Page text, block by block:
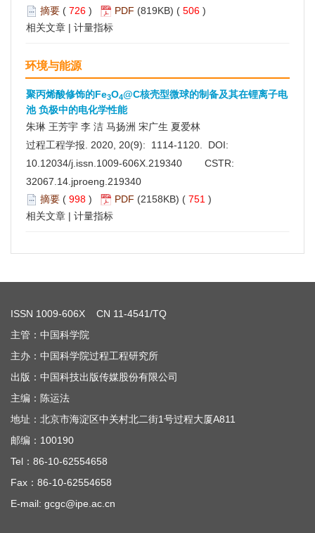
摘要 ( 726 ) PDF (819KB) ( 506 )
相关文章 | 计量指标
环境与能源
聚丙烯酸修饰的Fe3O4@C核壳型微球的制备及其在锂离子电
池 负极中的电化学性能
朱琳 王芳宇 李 洁 马扬洲 宋广生 夏爱林
过程工程学报. 2020, 20(9): 1114-1120. DOI:
10.12034/j.issn.1009-606X.219340
CSTR:
32067.14.jproeng.219340
摘要 ( 998 ) PDF (2158KB) ( 751 )
相关文章 | 计量指标
ISSN 1009-606X CN 11-4541/TQ
主管：中国科学院
主办：中国科学院过程工程研究所
出版：中国科技出版传媒股份有限公司
主编：陈运法
地址：北京市海淀区中关村北二街1号过程大厦A811
邮编：100190
Tel：86-10-62554658
Fax：86-10-62554658
E-mail: gcgc@ipe.ac.cn